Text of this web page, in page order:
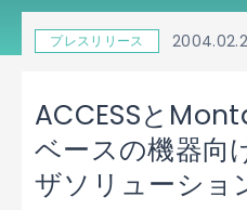
プレスリリース
ACCESSと
ベースの機器向
ザソリューショ